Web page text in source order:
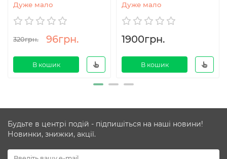
Дуже мало
320грн. 96грн.
В кошик
Дуже мало
1900грн.
В кошик
Будьте в центрі подій - підпишіться на наші новини!
Новинки, знижки, акції.